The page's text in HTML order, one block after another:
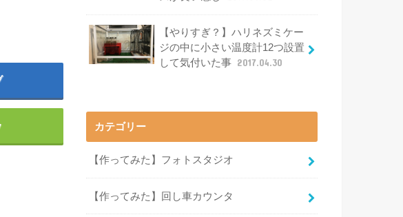
【やりすぎ？】ハリネズミケー
ジの中に小さい温度計12つ設置
して気付いた事 2017.04.30
カテゴリー
【作ってみた】フォトスタジオ
【作ってみた】回し車カウンタ